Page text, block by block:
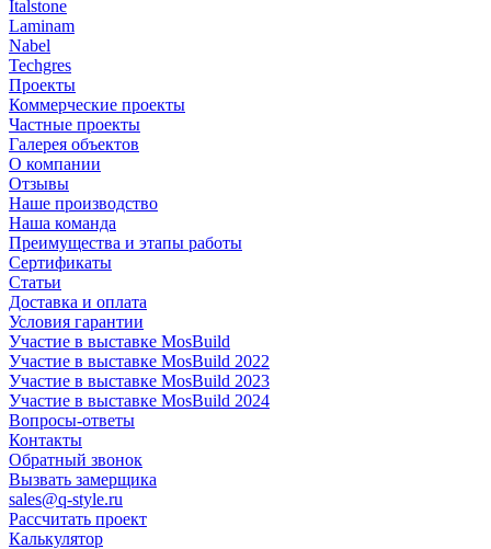
Italstone
Laminam
Nabel
Techgres
Проекты
Коммерческие проекты
Частные проекты
Галерея объектов
О компании
Отзывы
Наше производство
Наша команда
Преимущества и этапы работы
Сертификаты
Статьи
Доставка и оплата
Условия гарантии
Участие в выставке MosBuild
Участие в выставке MosBuild 2022
Участие в выставке MosBuild 2023
Участие в выставке MosBuild 2024
Вопросы-ответы
Контакты
Обратный звонок
Вызвать замерщика
sales@q-style.ru
Рассчитать проект
Калькулятор